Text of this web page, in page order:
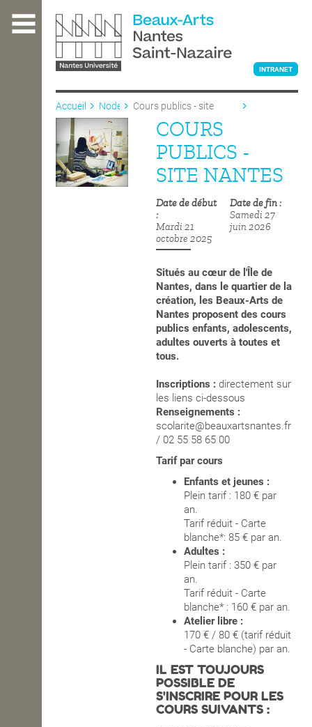
contenu
L'ÉCOLE
ENSEIGNEMENT
INTRANET
Accueil Node
Cours publics - site
COURS
PUBLICS -
SITE NANTES
Date de début
Mardi 21
octobre 2025
Date de fin
Samedi 27
juin 2026
Situés aucœur de l'Île de
Nantes, dans le quartier de la
création, les Beaux-Arts de
Nantes proposent des cours
publics enfants, adolescents,
adultes ouverts à toutes et
tous.
Inscriptions :directement sur
les liens ci-dessous
Renseignements :
scolarite@beauxartsnantes.fr
/ 02 55 58 65 00
Tarif par cours
Enfants et jeunes :
Plein tarif : 180 € par
an.
Tarif réduit - Carte
blanche*: 85 € par an.
Adultes :
Plein tarif : 350 € par
an.
Tarif réduit - Carte
blanche* : 160 € par an.
Atelier libre :
170 € / 80 € (tarif réduit
- Carte blanche) par an.
IL EST TOUJOURS
POSSIBLE DE
S'INSCRIRE POUR LES
COURS SUIVANTS :